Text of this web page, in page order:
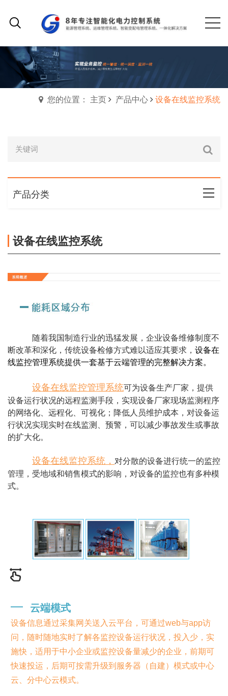
您的位置： 主页 产品中心 设备在线监控系统
产品分类
设备在线监控系统
随着我国制造行业的迅猛发展，企业设备维修制度不
断改革和深化，传统设备检修方式难以适应其要求， 设备在
线监控管理系统提供一套基于云端管理的完整解决方案。
设备在线监控管理系统可为设备生产厂家，提供
设备运行状况的远程监测手段，实现设备厂家现场监测程序
的网络化、远程化、可视化；降低人员维护成本，对设备运
行状况实现实时在线监测、预警，可以减少事故发生或事故
的扩大化。
设备在线监控系统， 对分散的设备进行统一的监控
管理，受地域和销售模式的影响，对设备的监控也有多种模
式。
━ 云端模式
设备信息通过采集网关送入云平台，可通过web与app访
问，随时随地实时了解各监控设备运行状况，投入少，实
施快，适用于中小企业或监控设备量减少的企业，前期可
快速投运，后期可按需升级到服务器（自建）模式或中心
云、分中心云模式。